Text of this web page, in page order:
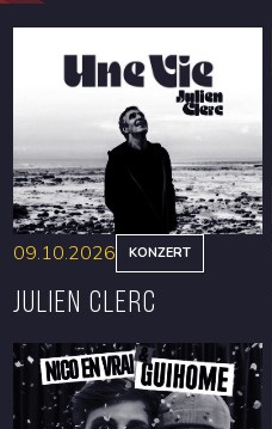
RESERVIEREN
09.10.2026 KONZERT
Julien Clerc